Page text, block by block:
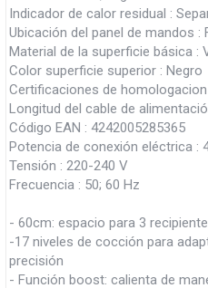
Indicador de calor residual :
Ubicación del panel de mandos
Material de la superficie básica :
Color superficie superior : Negro
Certificaciones de homologacion
Longitud del cable de
Código EAN : 4242005285365
Potencia de conexión eléctrica :
Tensión : 220-240 V
Frecuencia : 50; 60 Hz
- 60cm: espacio para 3
-17 niveles de cocción para
precisión
- Función boost: calienta de